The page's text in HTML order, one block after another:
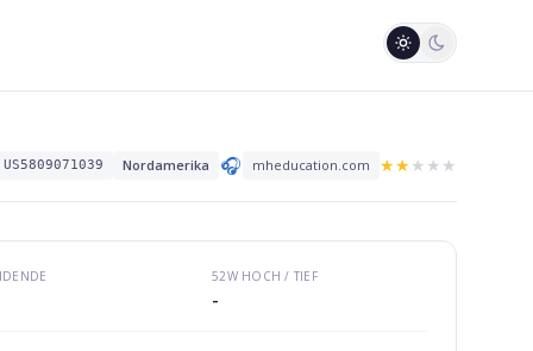
US5809071039 Nordamerika 🎧 mheducation.com ★★★ ★ ★
52W HOCH / TIEF
-